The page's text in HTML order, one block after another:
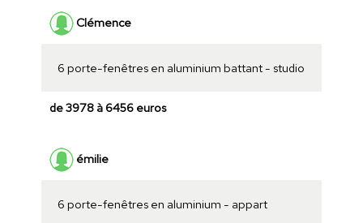
Clémence
6 porte-fenêtres en aluminium battant - studio
de 3978 à 6456 euros
émilie
6 porte-fenêtres en aluminium - appart